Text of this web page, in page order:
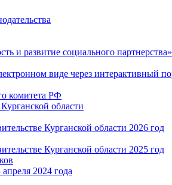
и развитие социального партнерства»
виде через интерактивный
комитета РФ
области
Курганской области 2026 год
Курганской области 2025 год
2024 года